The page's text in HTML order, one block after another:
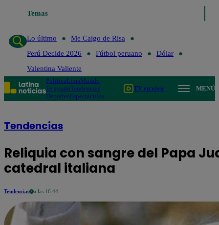
Temas
de Risa Perú Decide 2026
Lo último
Me Caigo de Risa
Perú Decide 2026
Fútbol peruano
Dólar
Valentina Valiente
PolíticaLimaMundo
Te ayudoTendencias
DeportesEspectáculos
TV en vivo MENÚ
Tendencias
Reliquia con sangre del Papa
catedral italiana
Tendencias a las 16:44